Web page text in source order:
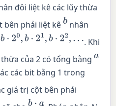
đôi liệt kê các lũy thừa
bên phải liệt kêbnhân
b ⋅20,b ⋅2 1 ,b⋅2 2 …
. Khi
của 2 có tổng bằnga
các bit bằng 1 trong
giá trị cột bên phải
b ⋅a